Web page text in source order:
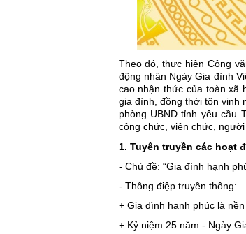
Theo đó, thực hiện Công
động nhân Ngày Gia đình
cao nhận thức của toàn xã
gia đình, đồng thời tôn vinh
phòng UBND tỉnh yêu cầu
công chức, viên chức,
1. Tuyên truyền các hoạt
- Chủ đề: “Gia đình hạnh
- Thông điệp truyền thông:
+ Gia đình hạnh phúc là
+ Kỷ niệm 25 năm - Ngày